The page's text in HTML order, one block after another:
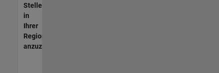
Stellenangebote
in
Ihrer
Region
anzuzeigen.